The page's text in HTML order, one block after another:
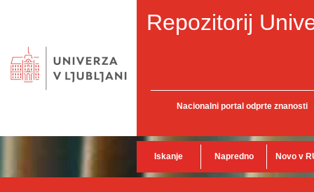
Repozitorij
Nacionalni portal odprte znanosti
Iskanje Napredno Novo v